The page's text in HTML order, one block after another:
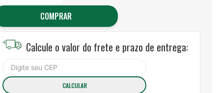
COMPRAR
Calcule o valor do frete e prazo de entrega: